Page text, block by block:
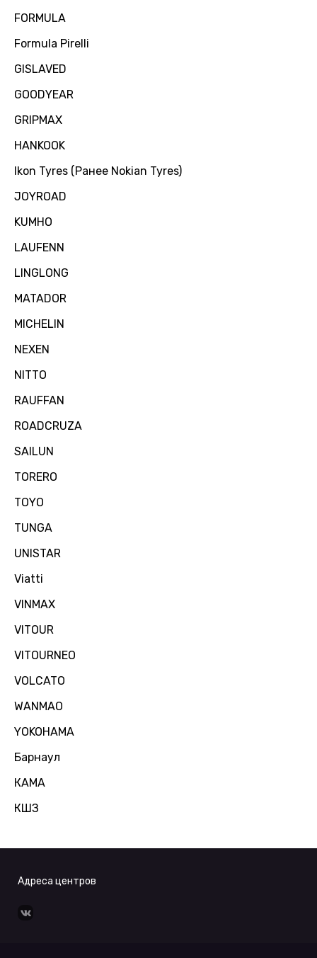
FORMULA
Formula Pirelli
GISLAVED
GOODYEAR
GRIPMAX
HANKOOK
Ikon Tyres (Ранее Nokian Tyres)
JOYROAD
KUMHO
LAUFENN
LINGLONG
MATADOR
MICHELIN
NEXEN
NITTO
RAUFFAN
ROADCRUZA
SAILUN
TORERO
TOYO
TUNGA
UNISTAR
Viatti
VINMAX
VITOUR
VITOURNEO
VOLCATO
WANMAO
YOKOHAMA
Барнаул
КАМА
КШЗ
Адреса центров